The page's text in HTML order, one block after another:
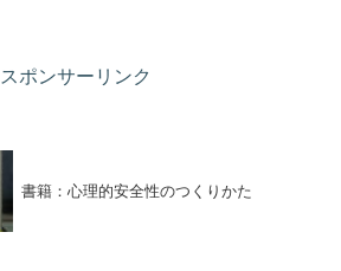
スポンサーリンク
書籍：心理的安全性のつくりかた